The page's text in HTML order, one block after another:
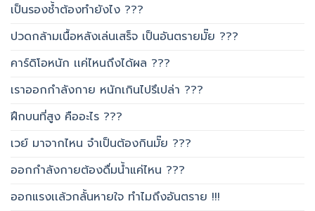
เป็นรองช้ำต้องทำยังไง ???
ปวดกล้ามเนื้อหลังเล่นเสร็จ เป็นอันตรายมั๊ย ???
คาร์ดิโอหนัก เเค่ไหนถึงได้ผล ???
เราออกกำลังกาย หนักเกินไปรึเปล่า ???
ฝึกบนที่สูง คืออะไร ???
เวย์ มาจากไหน จำเป็นต้องกินมั๊ย ???
ออกกำลังกายต้องดื่มน้ำแค่ไหน ???
ออกแรงเเล้วกลั้นหายใจ ทำไมถึงอันตราย !!!